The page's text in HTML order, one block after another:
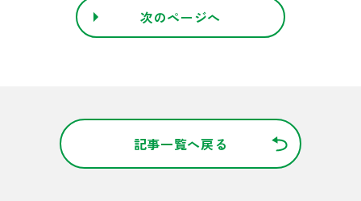
次のページへ
記事一覧へ戻る